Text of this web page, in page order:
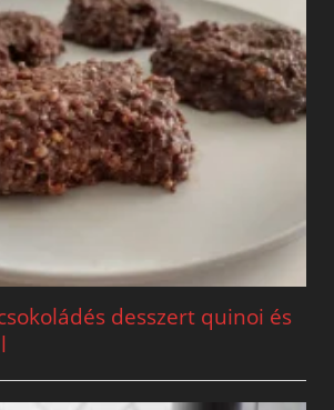
desszert quinoi és